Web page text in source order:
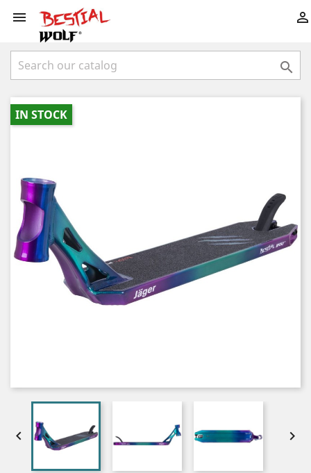
 

IN STOCK
 